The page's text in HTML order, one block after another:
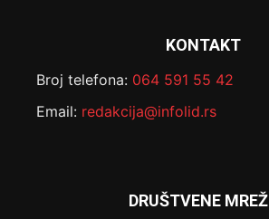
KONTAKT
Broj telefona: 064 591 55 42
Email: redakcija@infolid.rs
DRUŠTVENE